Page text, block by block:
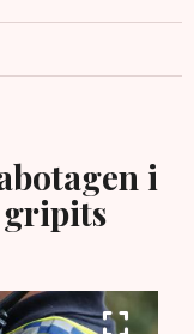
i
gripits